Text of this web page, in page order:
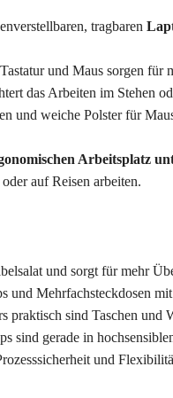
tragbaren
und Maus sorgen für
das Arbeiten im Stehen
und weiche Polster für
Arbeitsplatz
auf Reisen arbeiten.
und sorgt für mehr
und Mehrfachsteckdosen
praktisch sind Taschen und
sind gerade in
und